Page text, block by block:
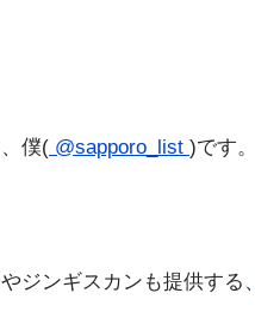
僕( @sapporo_list )です。
ジンギスカンも提供する、